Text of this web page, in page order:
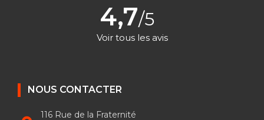
4,7/5
Voir tous les avis
NOUS CONTACTER
116 Rue de la Fraternité